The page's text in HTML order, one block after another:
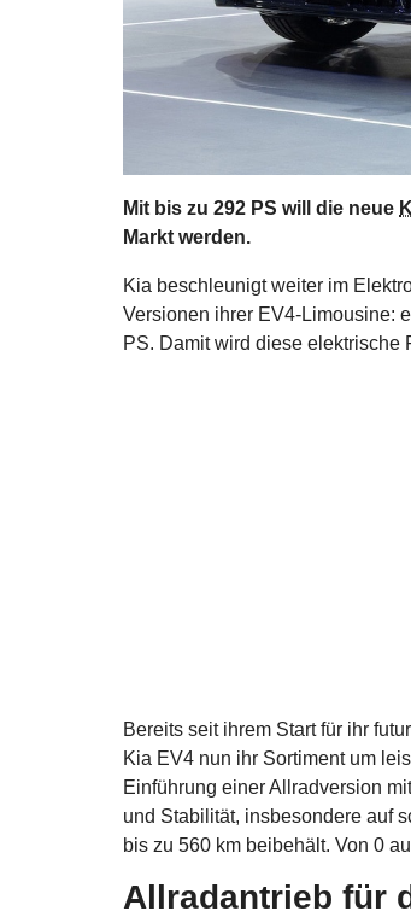
Mit bis zu 292 PS will die neue
Markt werden.
Kia beschleunigt weiter im
Versionen ihrer EV4-Limousine:
PS. Damit wird diese elektrische
Bereits seit ihrem Start für ihr
Kia EV4 nun ihr Sortiment um
Einführung einer Allradversion
und Stabilität, insbesondere auf
bis zu 560 km beibehält. Von 0
Allradantrieb für